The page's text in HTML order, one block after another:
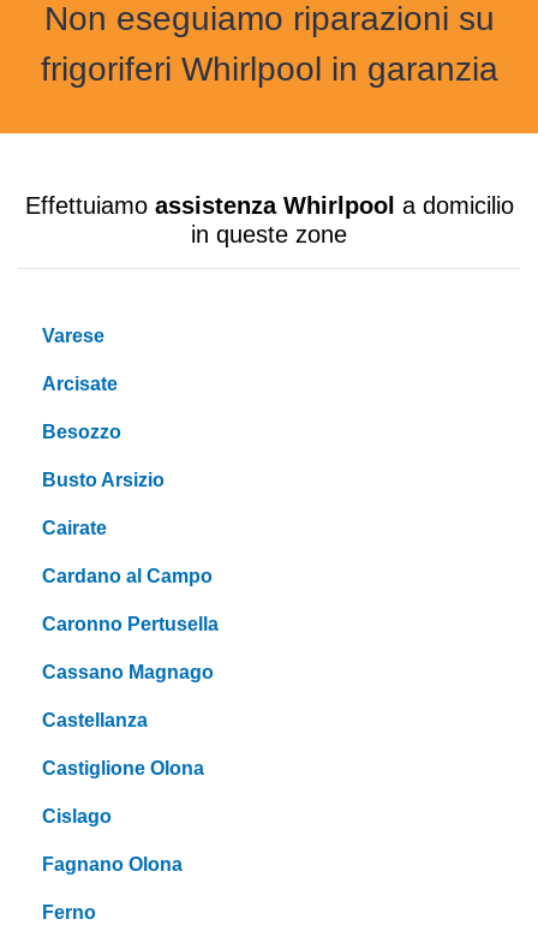
Non eseguiamo riparazioni su
frigoriferi Whirlpool in garanzia
Effettuiamo assistenza Whirlpool a domicilio
in queste zone
Varese
Arcisate
Besozzo
Busto Arsizio
Cairate
Cardano al Campo
Caronno Pertusella
Cassano Magnago
Castellanza
Castiglione Olona
Cislago
Fagnano Olona
Ferno